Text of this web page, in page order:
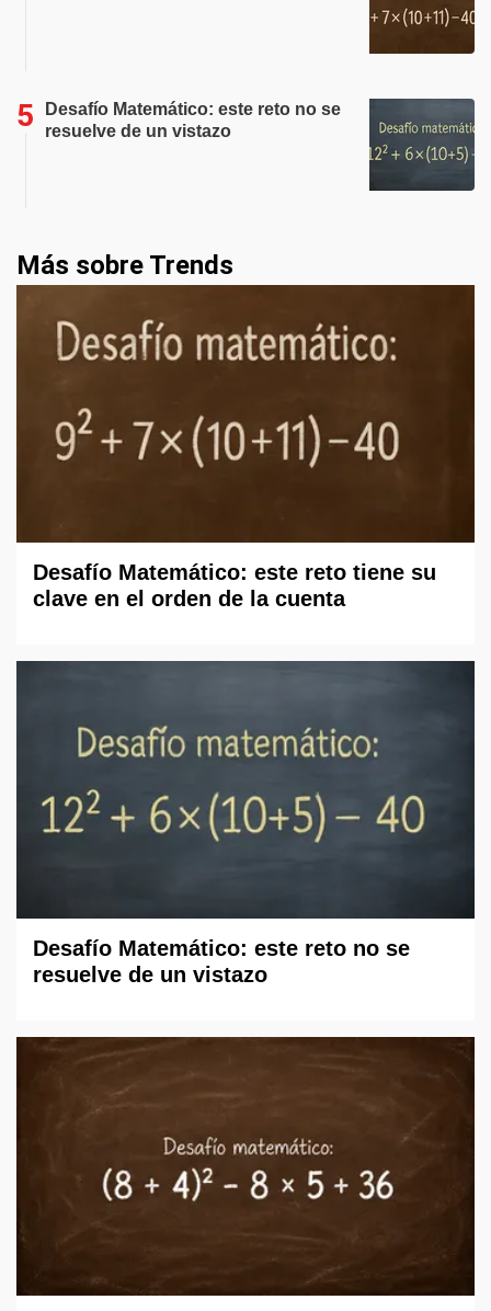
Desafío Matemático: este reto no se
resuelve de un vistazo
Más sobre Trends
Desafío Matemático: este reto tiene su
clave en el orden de la cuenta
Desafío Matemático: este reto no se
resuelve de un vistazo